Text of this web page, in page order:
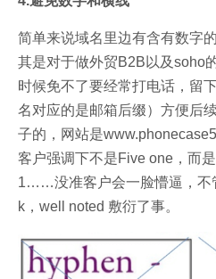
简单来说域名里边有含有数字
其是对于做外贸B2B以及soho
时候免不了要经常打电话，留
名对应的是邮箱后缀）方便后
子的，网站是
客户强调下不是Five one，而
1……没准客户会一脸懵逼，不
k，well noted 敷衍了事。